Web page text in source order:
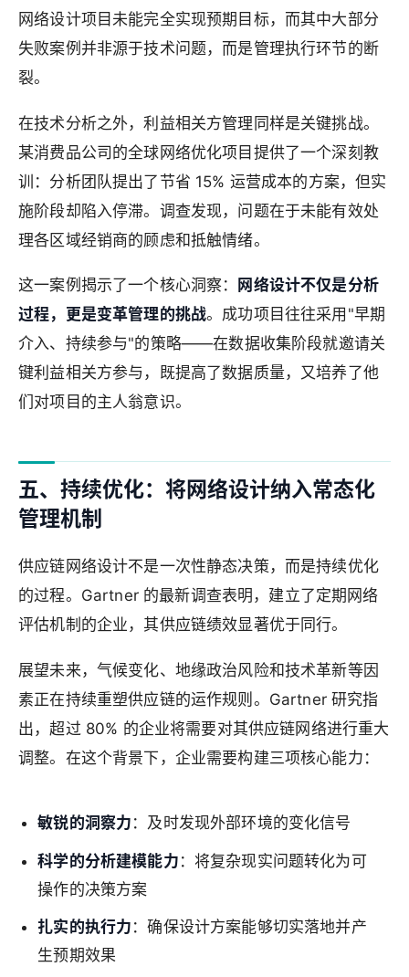
网络设计项目未能完全实现预期目标，而其中大部分
失败案例并非源于技术问题，而是管理执行环节的断
裂。
在技术分析之外，利益相关方管理同样是关键挑战。
某消费品公司的全球网络优化项目提供了一个深刻教
训：分析团队提出了节省 15% 运营成本的方案，但实
施阶段却陷入停滞。调查发现，问题在于未能有效处
理各区域经销商的顾虑和抵触情绪。
这一案例揭示了一个核心洞察：
网络设计不仅是分析
过程，更是变革管理的挑战。成功项目往往采用"早期
介入、持续参与"的策略——在数据收集阶段就邀请关
键利益相关方参与，既提高了数据质量，又培养了他
们对项目的主人翁意识。
五、持续优化：将网络设计纳入常态化
管理机制
供应链网络设计不是一次性静态决策，而是持续优化
的过程。Gartner 的最新调查表明，建立了定期网络
评估机制的企业，其供应链绩效显著优于同行。
展望未来，气候变化、地缘政治风险和技术革新等因
素正在持续重塑供应链的运作规则。Gartner 研究指
出，超过 80% 的企业将需要对其供应链网络进行重大
调整。在这个背景下，企业需要构建三项核心能力：
敏锐的洞察力 ：及时发现外部环境的变化信号
科学的分析建模能力 ：将复杂现实问题转化为可
操作的决策方案
扎实的执行力 ：确保设计方案能够切实落地并产
生预期效果